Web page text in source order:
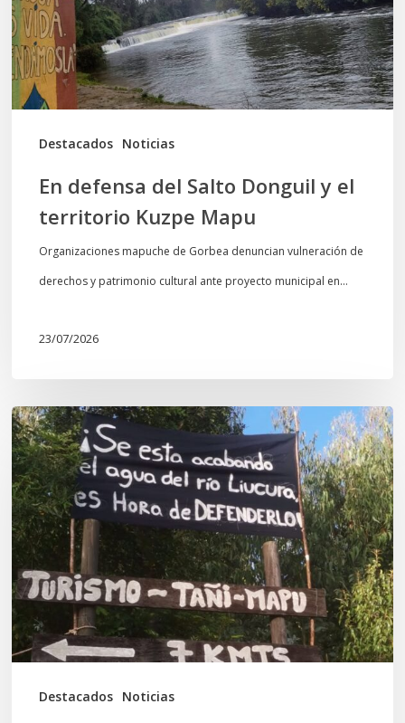
Destacados Noticias
y
el
territorio
Kuzpe
Mapu
En defensa del Salto Donguil y el
territorio Kuzpe Mapu
Organizaciones mapuche de Gorbea denuncian vulneración de
derechos y patrimonio cultural ante proyecto municipal en…
23/07/2026
Destacados Noticias
Newen
Leufu
Ligkusra:
«el
Leufu
es
un
espacio
de
vida,